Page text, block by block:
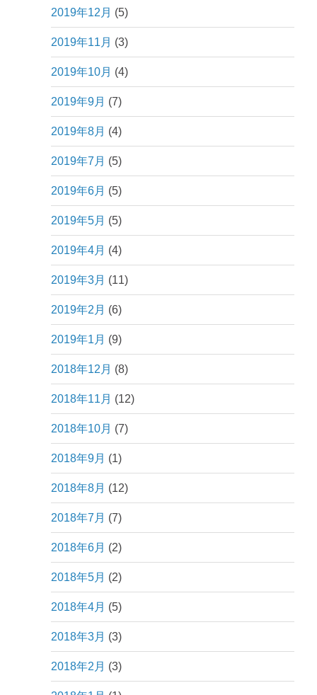
2019年12月 (5)
2019年11月 (3)
2019年10月 (4)
2019年9月 (7)
2019年8月 (4)
2019年7月 (5)
2019年6月 (5)
2019年5月 (5)
2019年4月 (4)
2019年3月 (11)
2019年2月 (6)
2019年1月 (9)
2018年12月 (8)
2018年11月 (12)
2018年10月 (7)
2018年9月 (1)
2018年8月 (12)
2018年7月 (7)
2018年6月 (2)
2018年5月 (2)
2018年4月 (5)
2018年3月 (3)
2018年2月 (3)